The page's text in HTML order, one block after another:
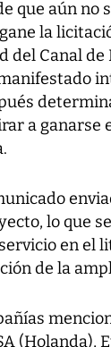
que aún no
la
del Canal de
a ganarse
lo que
en el
de la
(Holanda),